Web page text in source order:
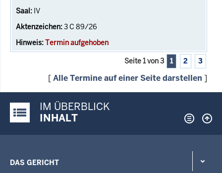
IV
3 C 89/26
Termin aufgehoben
Seite 1 von 3 1 2 3
[Alle Termine auf einer Seite darstellen ]
Justiz-Portal im Überblick:
IM ÜBERBLICK
INHALT
DAS GERICHT